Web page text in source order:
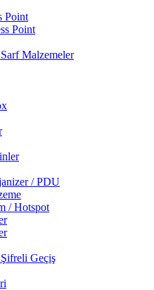
Point
Point
Malzemeler
/ PDU
/ Hotspot
Geçiş